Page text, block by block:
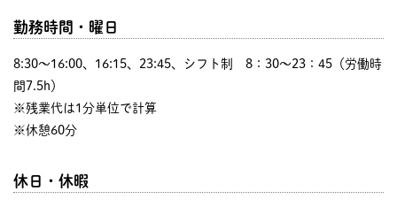
勤務時間・曜日
8:30〜16:00、16:15、23:45、シフト制 8：30～23：45（労働時
間7.5h）
※残業代は1分単位で計算
※休憩60分
休日・休暇